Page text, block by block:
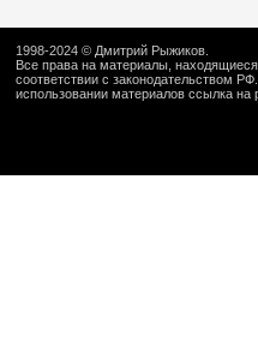
1998-2024 © Дмитрий Рыжиков
Все права на материалы,
соответствии с законодательством
использовании материалов ссылка на